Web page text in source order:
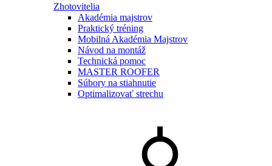
Zhotovitelia
Akadémia majstrov
Praktický tréning
Mobilná Akadémia Majstrov
Návod na montáž
Technická pomoc
MASTER ROOFER
Súbory na stiahnutie
Optimalizovať strechu